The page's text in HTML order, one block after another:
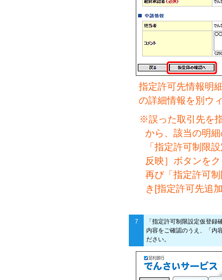
指定許可先情報明
の詳細情報を別ウ
※誤った取引先を
から、該当の明
「指定許可制限
反映］ボタンを
再び「指定許可
き[指定許可先追
7
「指定許可制限設定仮登録
内容をご確認のうえ、「内
ださい。